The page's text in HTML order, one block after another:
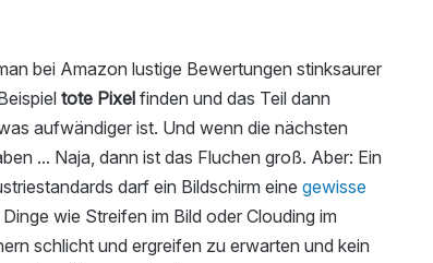
bei Amazon lustige Bewertungen stinksaurer
tote Pixel finden und das Teil dann
aufwändiger ist. Und wenn die nächsten
... Naja, dann ist das Fluchen groß. Aber: Ein
darf ein Bildschirm eine gewisse
wie Streifen im Bild oder Clouding im
schlicht und ergreifen zu erwarten und kein